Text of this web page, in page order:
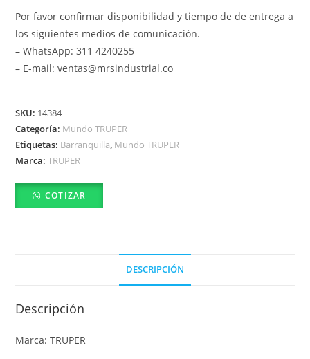
Por favor confirmar disponibilidad y tiempo de de entrega a
los siguientes medios de comunicación.
– WhatsApp: 311 4240255
– E-mail: ventas@mrsindustrial.co
SKU: 14384
Categoría: Mundo TRUPER
Etiquetas: Barranquilla, Mundo TRUPER
Marca:TRUPER
COTIZAR
DESCRIPCIÓN
Descripción
Marca: TRUPER